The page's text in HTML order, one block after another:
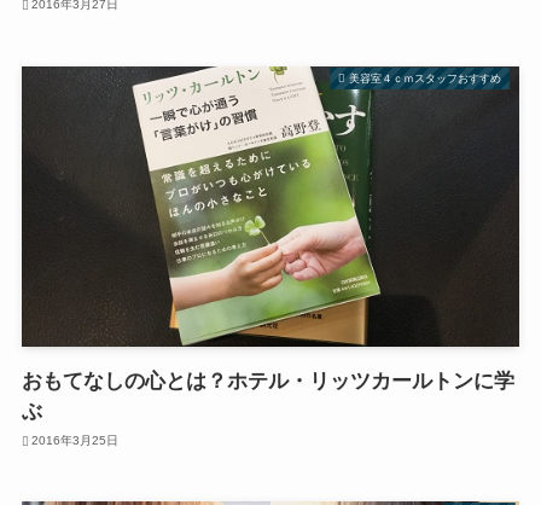
2016年3月27日
美容室４ｃｍスタッフおすすめ
おもてなしの心とは？ホテル・リッツカールトンに学
ぶ
2016年3月25日